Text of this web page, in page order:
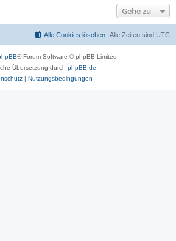
Gehe zu
Alle Zeiten sind UTC
Alle Cookies löschen
® Forum Software © phpBB Limited
Übersetzung durch phpBB.de
| Nutzungsbedingungen